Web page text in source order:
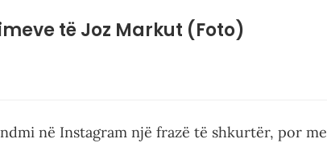
të Joz Markut (Foto)
në Instagram një frazë të shkurtër, por me